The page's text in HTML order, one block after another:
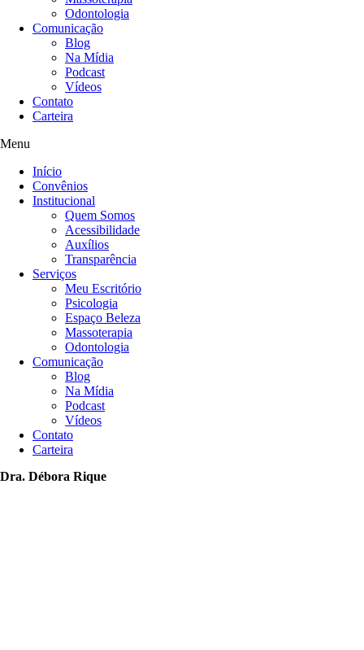
Odontologia
Comunicação
Blog
Na Mídia
Podcast
Vídeos
Contato
Carteira
Menu
Início
Convênios
Institucional
Quem Somos
Acessibilidade
Auxílios
Transparência
Serviços
Meu Escritório
Psicologia
Espaço Beleza
Massoterapia
Odontologia
Comunicação
Blog
Na Mídia
Podcast
Vídeos
Contato
Carteira
Dra. Débora Rique